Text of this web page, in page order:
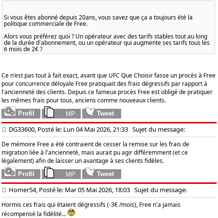
Si vous êtes abonné depuis 20ans, vous savez que ça a toujours été la
politique commerciale de Free.
Alors vous préférez quoi ? Un opérateur avec des tarifs stables tout au long
de la durée d'abonnement, ou un opérateur qui augmente ses tarifs tous les
6 mois de 2€ ?
Ce n'est pas tout à fait exact, avant que UFC Que Choisir fasse un procès à Free
pour concurrence déloyale Free pratiquait des frais dégressifs par rapport à
l'ancienneté des clients. Depuis ce fameux procès Free est obligé de pratiquer
les mêmes frais pour tous, anciens comme nouveaux clients.
DG33600, Posté le: Lun 04 Mai 2026, 21:33 Sujet du message:
De mémoire Free a été contraient de cesser la remise sur les frais de
migration liée à l'ancienneté, mais aurait pu agir différemment (et ce
légalement) afin de laisser un avantage à ses clients fidèles.
Homer54, Posté le: Mar 05 Mai 2026, 18:03 Sujet du message:
Hormis ces frais qui étaient dégressifs (-3€ /mois), Free n'a jamais
récompensé la fidélité...